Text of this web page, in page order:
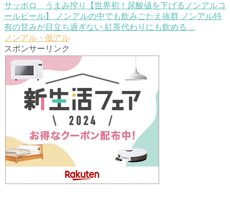
サッポロ うまみ搾り【世界初！尿酸値を下げるノンアルコ
ールビール】
ノンアルの中でも飲みごたえ抜群 ノンアル特
有の甘みが目立ち過ぎない 紅茶代わりにも飲める ...
ノンアル・低アル
スポンサーリンク